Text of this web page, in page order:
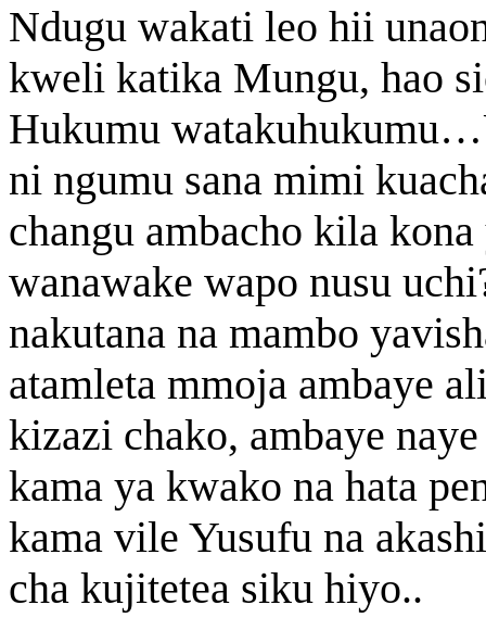
Ndugu wakati leo hii
kweli katika Mungu, hao
Hukumu
ni ngumu sana mimi
changu ambacho kila
wanawake wapo nusu
nakutana na mambo
atamleta mmoja ambaye
kizazi chako, ambaye
kama ya kwako na hata
kama vile Yusufu na
cha kujitetea siku hiyo..